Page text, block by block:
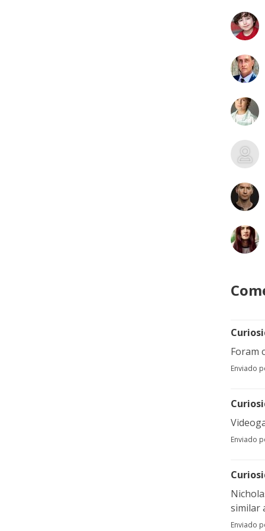
Foram
Enviado
Enviado
similar
Enviado